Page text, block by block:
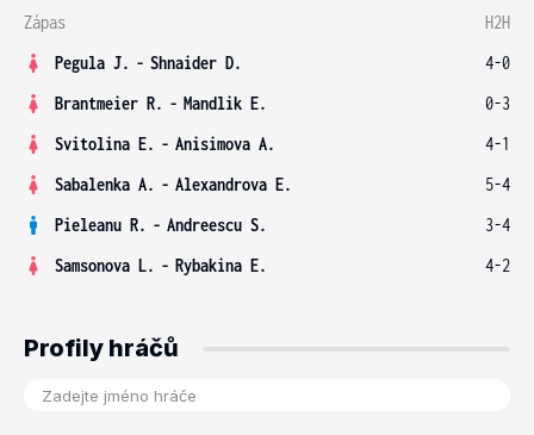
Zápas
H2H
Pegula J. - Shnaider D.
4-0
Brantmeier R. - Mandlik E.
0-3
Svitolina E. - Anisimova A.
4-1
Sabalenka A. - Alexandrova E.
5-4
Pieleanu R. - Andreescu S.
3-4
Samsonova L. - Rybakina E. 4-2
Profily hráčů